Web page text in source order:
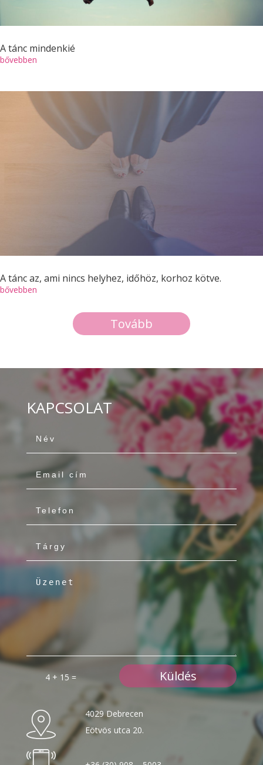
A tánc mindenkié
bővebben
A tánc az, ami nincs helyhez, időhöz, korhoz kötve.
bővebben
Tovább
KAPCSOLAT
4 + 15 = Küldés
4029 Debrecen
Eötvös utca 20.